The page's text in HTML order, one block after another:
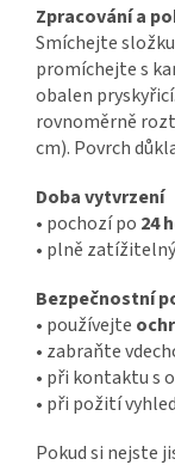
Zpracování a
Smíchejte
promíchejte s
obalen
rovnoměrně
cm). Povrch
Doba vytvrzení
• pochozí po 24
• plně
Bezpečnostní
• používejte
• zabraňte
• při kontaktu s
• při požití
Pokud si nejste